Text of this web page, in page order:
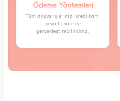
Ödeme Yöntemleri
Tüm alışverişlerinizi kredi kartı
veya havale ile
gerçekleştirebilirsiniz.